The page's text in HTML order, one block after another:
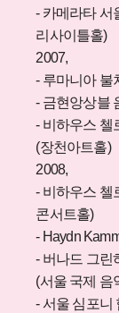
- 카메라타 서
리사이틀홀)
2007,
- 루마니아 불
- 금현앙상블
- 비하우스 첼
(장천아트홀)
2008,
- 비하우스 첼
콘서트홀)
- Haydn
- 버나드 그린
(서울 국제 음
- 서울 심포니